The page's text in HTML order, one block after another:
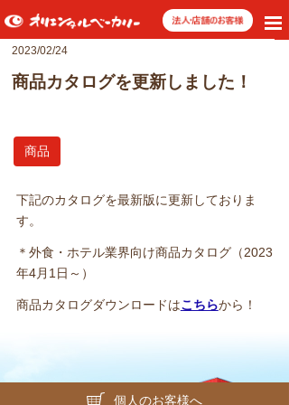
2023/02/24
商品カタログを更新しました！
商品
下記のカタログを最新版に更新しておりま
す。
＊外食・ホテル業界向け商品カタログ（2023
年4月1日～）
商品カタログダウンロードはこちらから！
個人のお客様へ